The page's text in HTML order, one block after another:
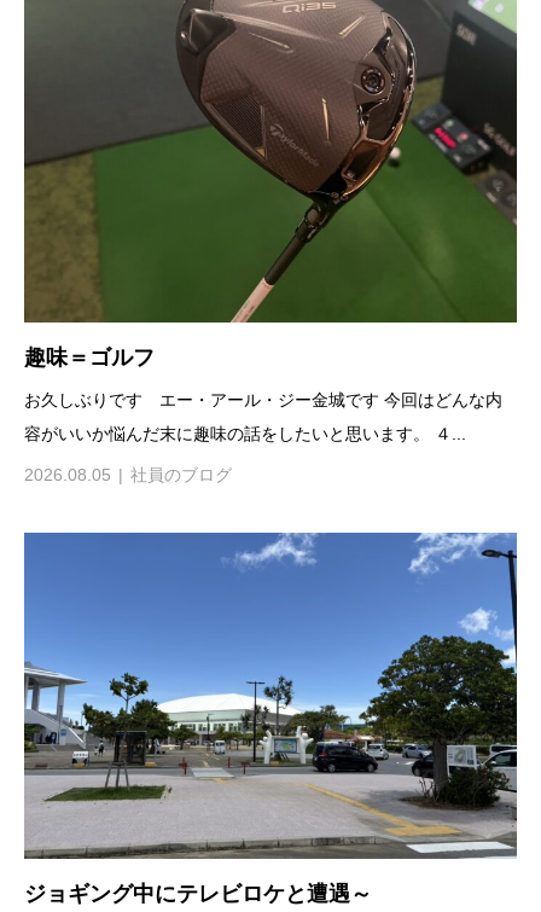
趣味＝ゴルフ
お久しぶりです エー・アール・ジー金城です 今回はどんな内
容がいいか悩んだ末に趣味の話をしたいと思います。 ４...
2026.08.05 社員のブログ
ジョギング中にテレビロケと遭遇～